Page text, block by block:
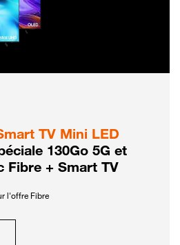
TV Mini LED
130Go 5G et
Fibre + Smart TV
l'offre Fibre